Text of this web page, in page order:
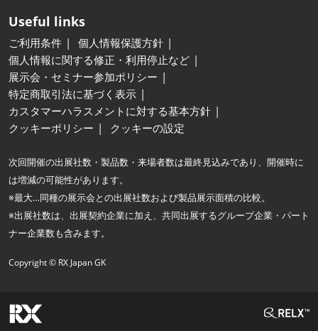
Useful links
ご利用条件
個人情報保護方針
個人情報に関する修正・利用停止など
展示会・セミナー参加ポリシー
特定商取引法に基づく表示
カスタマーハラスメントに対する基本方針
クッキーポリシー
クッキーの設定
次回開催の出展社数・製品数・来場者数は最終見込みであり、開催時に
は増減の可能性があります。
※最大…同種の展示会との出展社数および製品展示面積の比較。
※出展社数は、出展契約企業に加え、共同出展するグループ企業・パート
ナー企業数も含みます。
Copyright © RX Japan GK